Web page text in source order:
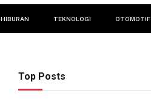
HIBURAN TEKNOLOGI OTOMOTIF
Top Posts